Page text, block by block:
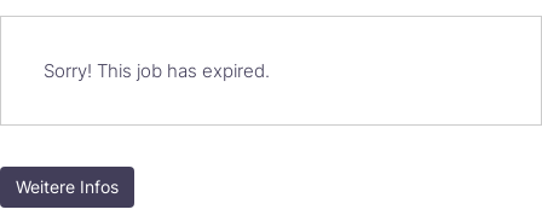
Sorry! This job has expired.
Weitere Infos